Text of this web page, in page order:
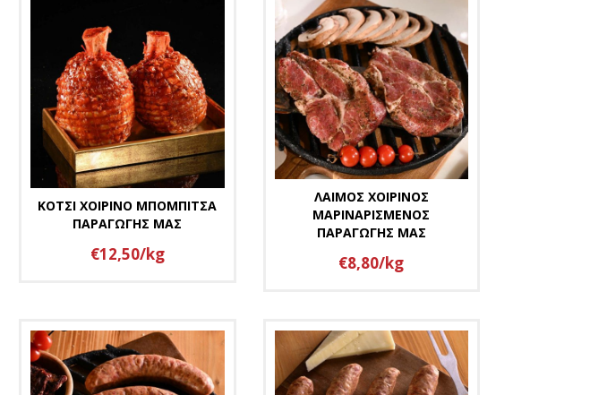
ΚΟΤΣΙ ΧΟΙΡΙΝΟ ΜΠΟΜΠΙΤΣΑ
ΠΑΡΑΓΩΓΗΣ ΜΑΣ
€12,50/kg
ΛΑΙΜΟΣ ΧΟΙΡΙΝΟΣ
ΜΑΡΙΝΑΡΙΣΜΕΝΟΣ
ΠΑΡΑΓΩΓΗΣ ΜΑΣ
€8,80/kg